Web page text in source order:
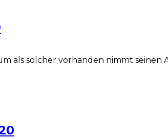
als solcher vorhanden nimmt seinen